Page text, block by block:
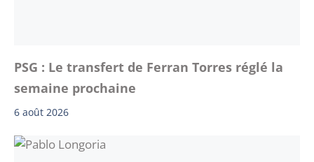
PSG : Le transfert de Ferran Torres réglé la
semaine prochaine
6 août 2026